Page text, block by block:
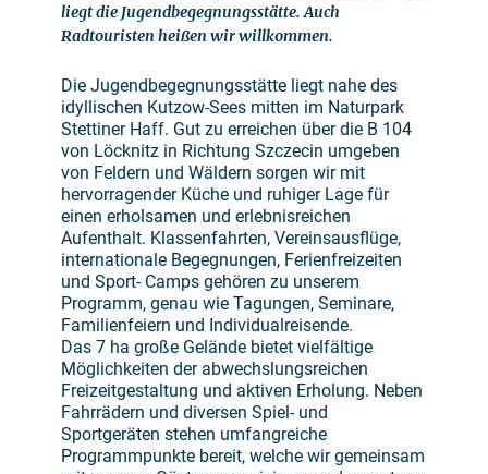
liegt die Jugendbegegnungsstätte. Auch
Radtouristen heißen wir willkommen.
Die Jugendbegegnungsstätte liegt nahe des
idyllischen Kutzow-Sees mitten im Naturpark
Stettiner Haff. Gut zu erreichen über die B 104
von Löcknitz in Richtung Szczecin umgeben
von Feldern und Wäldern sorgen wir mit
hervorragender Küche und ruhiger Lage für
einen erholsamen und erlebnisreichen
Aufenthalt. Klassenfahrten, Vereinsausflüge,
internationale Begegnungen, Ferienfreizeiten
und Sport- Camps gehören zu unserem
Programm, genau wie Tagungen, Seminare,
Familienfeiern und Individualreisende.
Das 7 ha große Gelände bietet vielfältige
Möglichkeiten der abwechslungsreichen
Freizeitgestaltung und aktiven Erholung. Neben
Fahrrädern und diversen Spiel- und
Sportgeräten stehen umfangreiche
Programmpunkte bereit, welche wir gemeinsam